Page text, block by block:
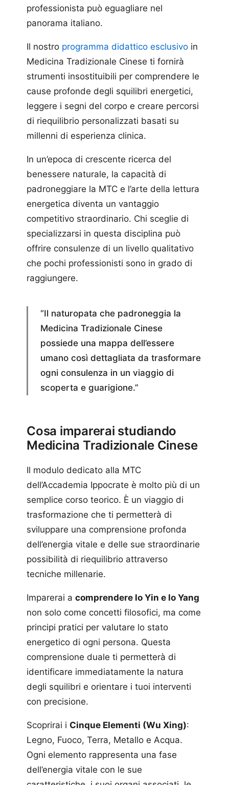
professionista può eguagliare nel
panorama italiano.
Il nostro programma didattico esclusivo in
Medicina Tradizionale Cinese ti fornirà
strumenti insostituibili per comprendere le
cause profonde degli squilibri energetici,
leggere i segni del corpo e creare percorsi
di riequilibrio personalizzati basati su
millenni di esperienza clinica.
In un’epoca di crescente ricerca del
benessere naturale, la capacità di
padroneggiare la MTC e l’arte della lettura
energetica diventa un vantaggio
competitivo straordinario. Chi sceglie di
specializzarsi in questa disciplina può
offrire consulenze di un livello qualitativo
che pochi professionisti sono in grado di
raggiungere.
“Il naturopata che padroneggia la
Medicina Tradizionale Cinese
possiede una mappa dell’essere
umano così dettagliata da trasformare
ogni consulenza in un viaggio di
scoperta e guarigione.”
Cosa imparerai studiando
Medicina Tradizionale Cinese
Il modulo dedicato alla MTC
dell’Accademia Ippocrate è molto più di un
semplice corso teorico. È un viaggio di
trasformazione che ti permetterà di
sviluppare una comprensione profonda
dell’energia vitale e delle sue straordinarie
possibilità di riequilibrio attraverso
tecniche millenarie.
Imparerai a comprendere lo Yin e lo Yang
non solo come concetti filosofici, ma come
principi pratici per valutare lo stato
energetico di ogni persona. Questa
comprensione duale ti permetterà di
identificare immediatamente la natura
degli squilibri e orientare i tuoi interventi
con precisione.
Scoprirai i Cinque Elementi (Wu Xing):
Legno, Fuoco, Terra, Metallo e Acqua.
Ogni elemento rappresenta una fase
dell’energia vitale con le sue